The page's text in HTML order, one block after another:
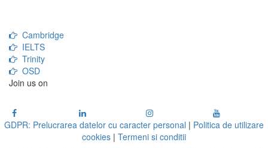
Cambridge
IELTS
Trinity
OSD
Join us on
GDPR: Prelucrarea datelor cu caracter personal | Politica de utilizare
cookies | Termeni si conditii